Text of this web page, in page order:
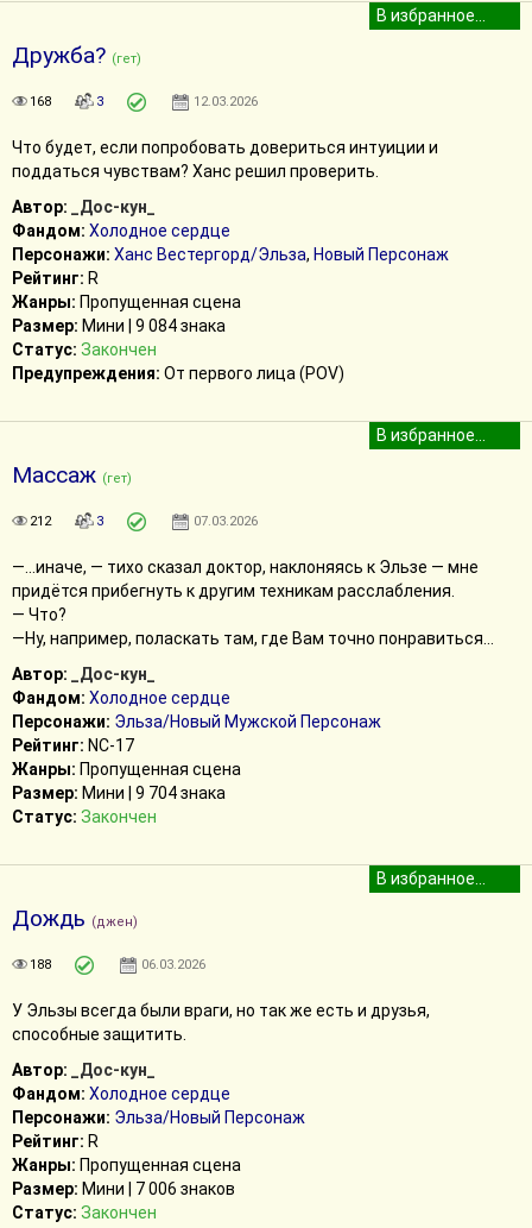
Дружба? (гет)
168 3 12.03.2026
Что будет, если попробовать довериться интуиции и
поддаться чувствам? Ханс решил проверить.
Автор:
_Дос-кун_
Фандом: Холодное сердце
Персонажи: Ханс Вестергорд/Эльза, Новый Персонаж
Рейтинг: R
Жанры: Пропущенная сцена
Размер: Мини | 9 084 знака
Статус: Закончен
Предупреждения: От первого лица (POV)
Массаж (гет)
212 3 07.03.2026
—...иначе, — тихо сказал доктор, наклоняясь к Эльзе — мне
придётся прибегнуть к другим техникам расслабления.
— Что?
—Ну, например, поласкать там, где Вам точно понравиться...
Автор:
_Дос-кун_
Фандом: Холодное сердце
Персонажи: Эльза/Новый Мужской Персонаж
Рейтинг: NC-17
Жанры: Пропущенная сцена
Размер: Мини | 9 704 знака
Статус: Закончен
Дождь (джен)
188 06.03.2026
У Эльзы всегда были враги, но так же есть и друзья,
способные защитить.
Автор:
_Дос-кун_
Фандом: Холодное сердце
Персонажи: Эльза/Новый Персонаж
Рейтинг: R
Жанры: Пропущенная сцена
Размер: Мини | 7 006 знаков
Статус: Закончен